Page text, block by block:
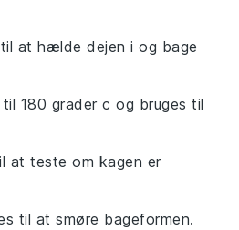
til at hælde dejen i og bage
til 180 grader c og bruges til
at teste om kagen er
til at smøre bageformen.